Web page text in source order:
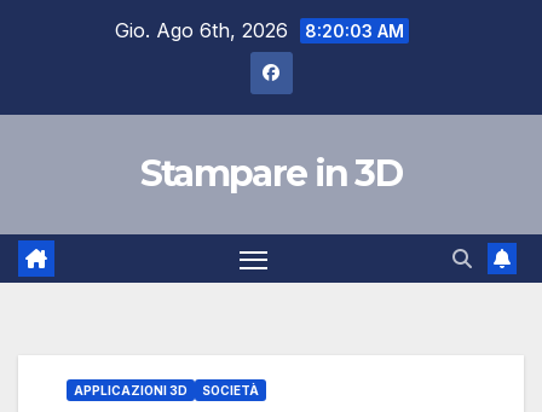
Gio. Ago 6th, 2026 8:20:04 AM
Stampare in 3D
APPLICAZIONI 3D SOCIETÀ